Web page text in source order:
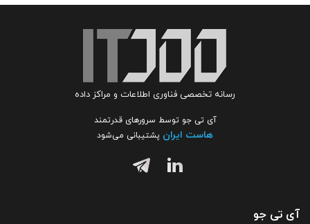
رسانه تخصصی فناوری اطلاعات و مراکز داده
آی تی جو توسط سرورهای قدرتمند
هاست ایران پشتیبانی می‌شود
آی تی جو